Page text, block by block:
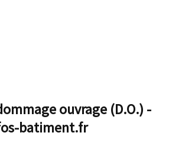
ouvrage (D.O.) -
batiment.fr